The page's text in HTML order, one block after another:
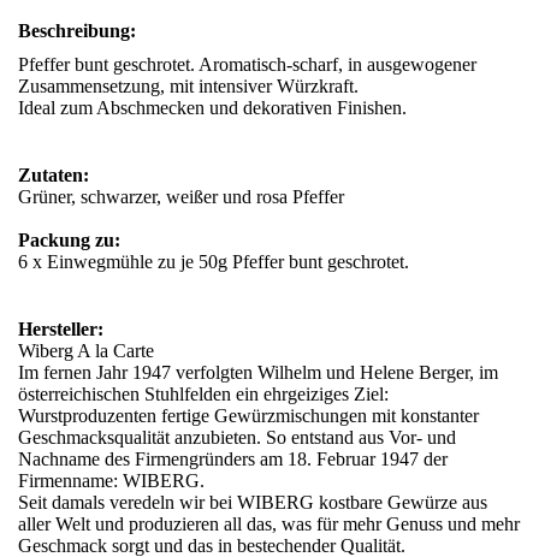
Beschreibung:
Pfeffer bunt geschrotet. Aromatisch-scharf, in ausgewogener
Zusammensetzung, mit intensiver Würzkraft.
Ideal zum Abschmecken und dekorativen Finishen.
Zutaten:
Grüner, schwarzer, weißer und rosa Pfeffer
Packung zu:
6 x Einwegmühle zu je 50g Pfeffer bunt geschrotet.
Hersteller:
Wiberg A la Carte
Im fernen Jahr 1947 verfolgten Wilhelm und Helene Berger, im
österreichischen Stuhlfelden ein ehrgeiziges Ziel:
Wurstproduzenten fertige Gewürzmischungen mit konstanter
Geschmacksqualität anzubieten. So entstand aus Vor- und
Nachname des Firmengründers am 18. Februar 1947 der
Firmenname: WIBERG.
Seit damals veredeln wir bei WIBERG kostbare Gewürze aus
aller Welt und produzieren all das, was für mehr Genuss und mehr
Geschmack sorgt und das in bestechender Qualität.